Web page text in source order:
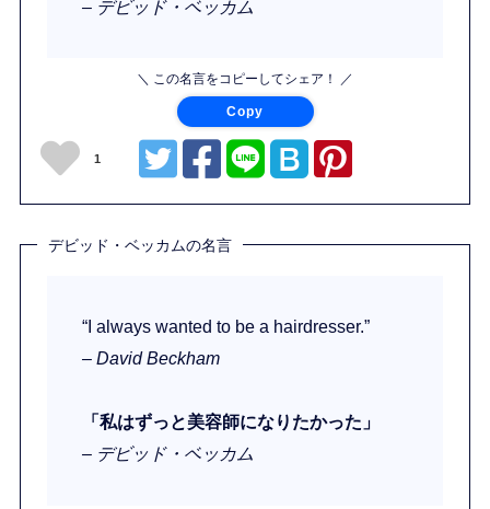
– デビッド・ベッカム
＼ この名言をコピーしてシェア！ ／
Copy
1
デビッド・ベッカムの名言
“I always wanted to be a hairdresser.”
– David Beckham
「私はずっと美容師になりたかった」
– デビッド・ベッカム